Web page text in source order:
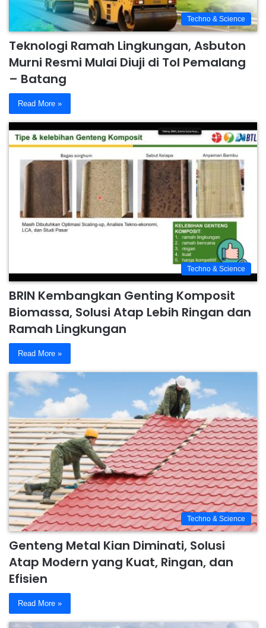
Techno & Science
Teknologi Ramah Lingkungan, Asbuton
Murni Resmi Mulai Diuji di Tol Pemalang
– Batang
Read More »
Techno & Science
BRIN Kembangkan Genting Komposit
Biomassa, Solusi Atap Lebih Ringan dan
Ramah Lingkungan
Read More »
Techno & Science
Genteng Metal Kian Diminati, Solusi
Atap Modern yang Kuat, Ringan, dan
Efisien
Read More »